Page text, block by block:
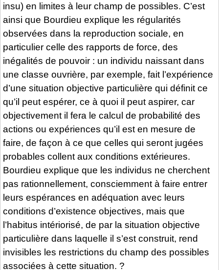
insu) en limites à leur champ de possibles. C’est
ainsi que Bourdieu explique les régularités
observées dans la reproduction sociale, en
particulier celle des rapports de force, des
inégalités de pouvoir : un individu naissant dans
une classe ouvrière, par exemple, fait l’expérience
d’une situation objective particulière qui définit ce
qu’il peut espérer, ce à quoi il peut aspirer, car
objectivement il fera le calcul de probabilité des
actions ou expériences qu’il est en mesure de
faire, de façon à ce que celles qui seront jugées
probables collent aux conditions extérieures.
Bourdieu explique que les individus ne cherchent
pas rationnellement, consciemment à faire entrer
leurs espérances en adéquation avec leurs
conditions d’existence objectives, mais que
l’habitus intériorisé, de par la situation objective
particulière dans laquelle il s’est construit, rend
invisibles les restrictions du champ des possibles
associées à cette situation. ?